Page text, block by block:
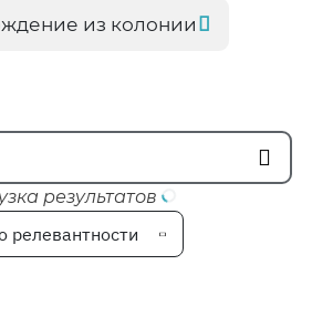
из колонии
результатов
релевантности